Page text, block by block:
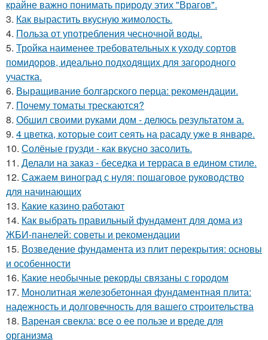
крайне важно понимать природу этих "Врагов".
3. Как вырастить вкусную жимолость.
4. Польза от употребления чесночной воды.
5. Тройка наименее требовательных к уходу сортов
помидоров, идеально подходящих для загородного
участка.
6. Выращивание болгарского перца: рекомендации.
7. Почему томаты трескаются?
8. Обшил своими руками дом - делюсь результатом а.
9. 4 цветка, которые соит сеять на расаду уже в январе.
10. Солёные грузди - как вкусно засолить.
11. Делали на заказ - беседка и терраса в едином стиле.
12. Сажаем виноград с нуля: пошаговое руководство
для начинающих
13. Какие казино работают
14. Как выбрать правильный фундамент для дома из
ЖБИ-панелей: советы и рекомендации
15. Возведение фундамента из плит перекрытия: основы
и особенности
16. Какие необычные рекорды связаны с городом
17. Монолитная железобетонная фундаментная плита:
надежность и долговечность для вашего строительства
18. Вареная свекла: все о ее пользе и вреде для
организма